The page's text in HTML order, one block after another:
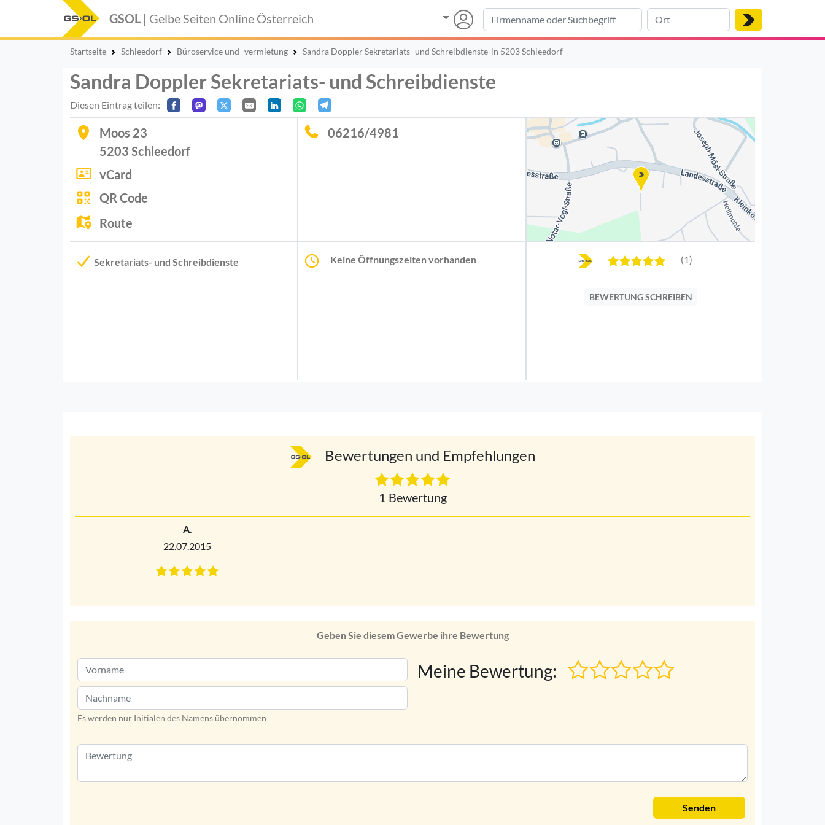
GSOL | Gelbe Seiten Online Österreich
Startseite Schleedorf Büroservice und -vermietung Sandra Doppler Sekretariats- und Schreibdienste in 5203 Schleedorf
Sandra Doppler Sekretariats- und Schreibdienste
Diesen Eintrag teilen:
Moos 23
5203 Schleedorf
vCard
QR Code
Route
06216/4981
Sekretariats- und Schreibdienste Keine Öffnungszeiten vorhanden (1)
BEWERTUNG SCHREIBEN
Bewertungen und Empfehlungen
1 Bewertung
A.
22.07.2015
Geben Sie diesem Gewerbe ihre Bewertung
Es werden nur Initialen des Namens übernommen
Meine Bewertung:
Senden